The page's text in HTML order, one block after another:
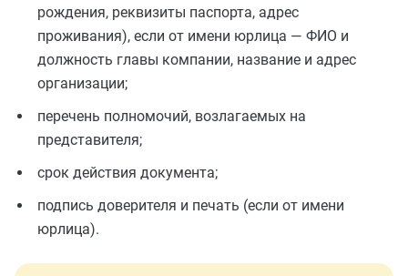
рождения, реквизиты паспорта, адрес
проживания), если от имени юрлица — ФИО и
должность главы компании, название и адрес
организации;
перечень полномочий, возлагаемых на
представителя;
срок действия документа;
подпись доверителя и печать (если от имени
юрлица).